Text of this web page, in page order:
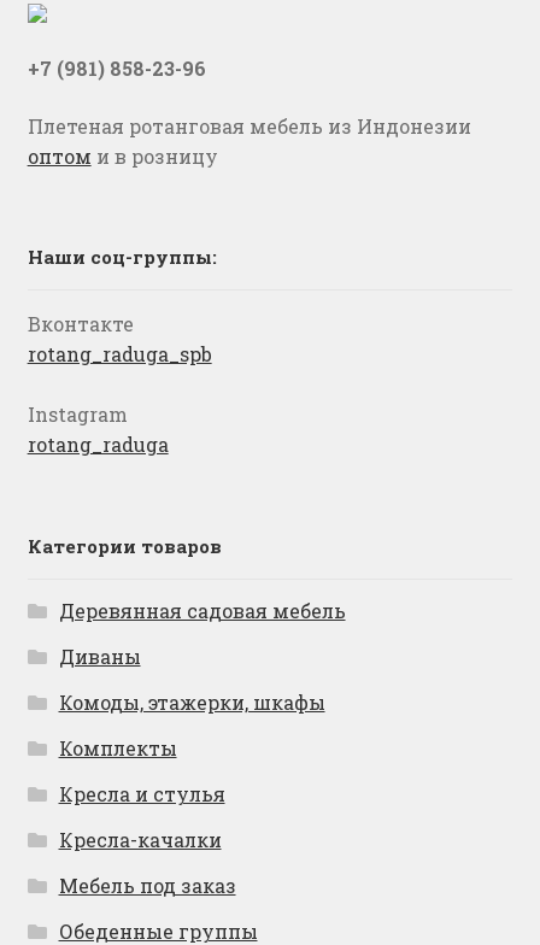
+7 (981) 858-23-96
Плетеная ротанговая мебель из Индонезии
оптом и в розницу
Наши соц-группы:
Вконтакте
rotang_raduga_spb
Instagram
rotang_raduga
Категории товаров
Деревянная садовая мебель
Диваны
Комоды, этажерки, шкафы
Комплекты
Кресла и стулья
Кресла-качалки
Мебель под заказ
Обеденные группы